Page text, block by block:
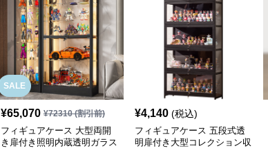
SALE
¥65,070 ¥72310(割引前)
フィギュアケース 大型両開
き扉付き照明内蔵透明ガラス
¥4,140 (税込)
フィギュアケース 五段式透
明扉付き大型コレクション収